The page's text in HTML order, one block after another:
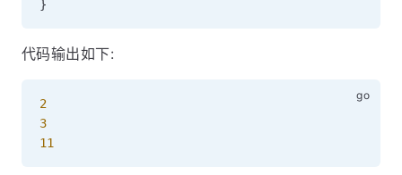
}
代码输出如下:
2
3
11